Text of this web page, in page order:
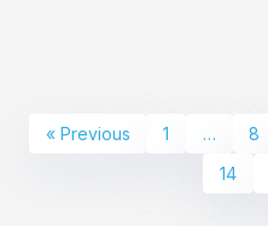
« Previous 1 … 8
14